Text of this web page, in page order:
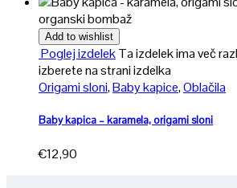
organski bombaž
Add to wishlist
Poglej izdelekTa izdelek ima več
izberete na strani izdelka
Origami sloni,Baby kapice,Oblačila
Baby kapica – karamela, origami sloni
€12,90